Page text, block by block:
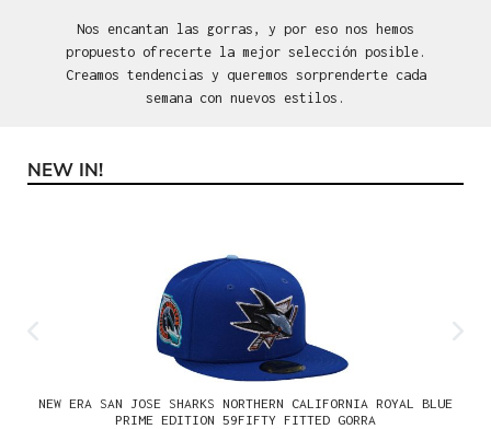
Nos encantan las gorras, y por eso nos hemos
propuesto ofrecerte la mejor selección posible.
Creamos tendencias y queremos sorprenderte cada
semana con nuevos estilos.
Omitir la galería de productos
NEW IN!
NEW ERA SAN JOSE SHARKS NORTHERN CALIFORNIA ROYAL BLUE
PRIME EDITION 59FIFTY FITTED GORRA